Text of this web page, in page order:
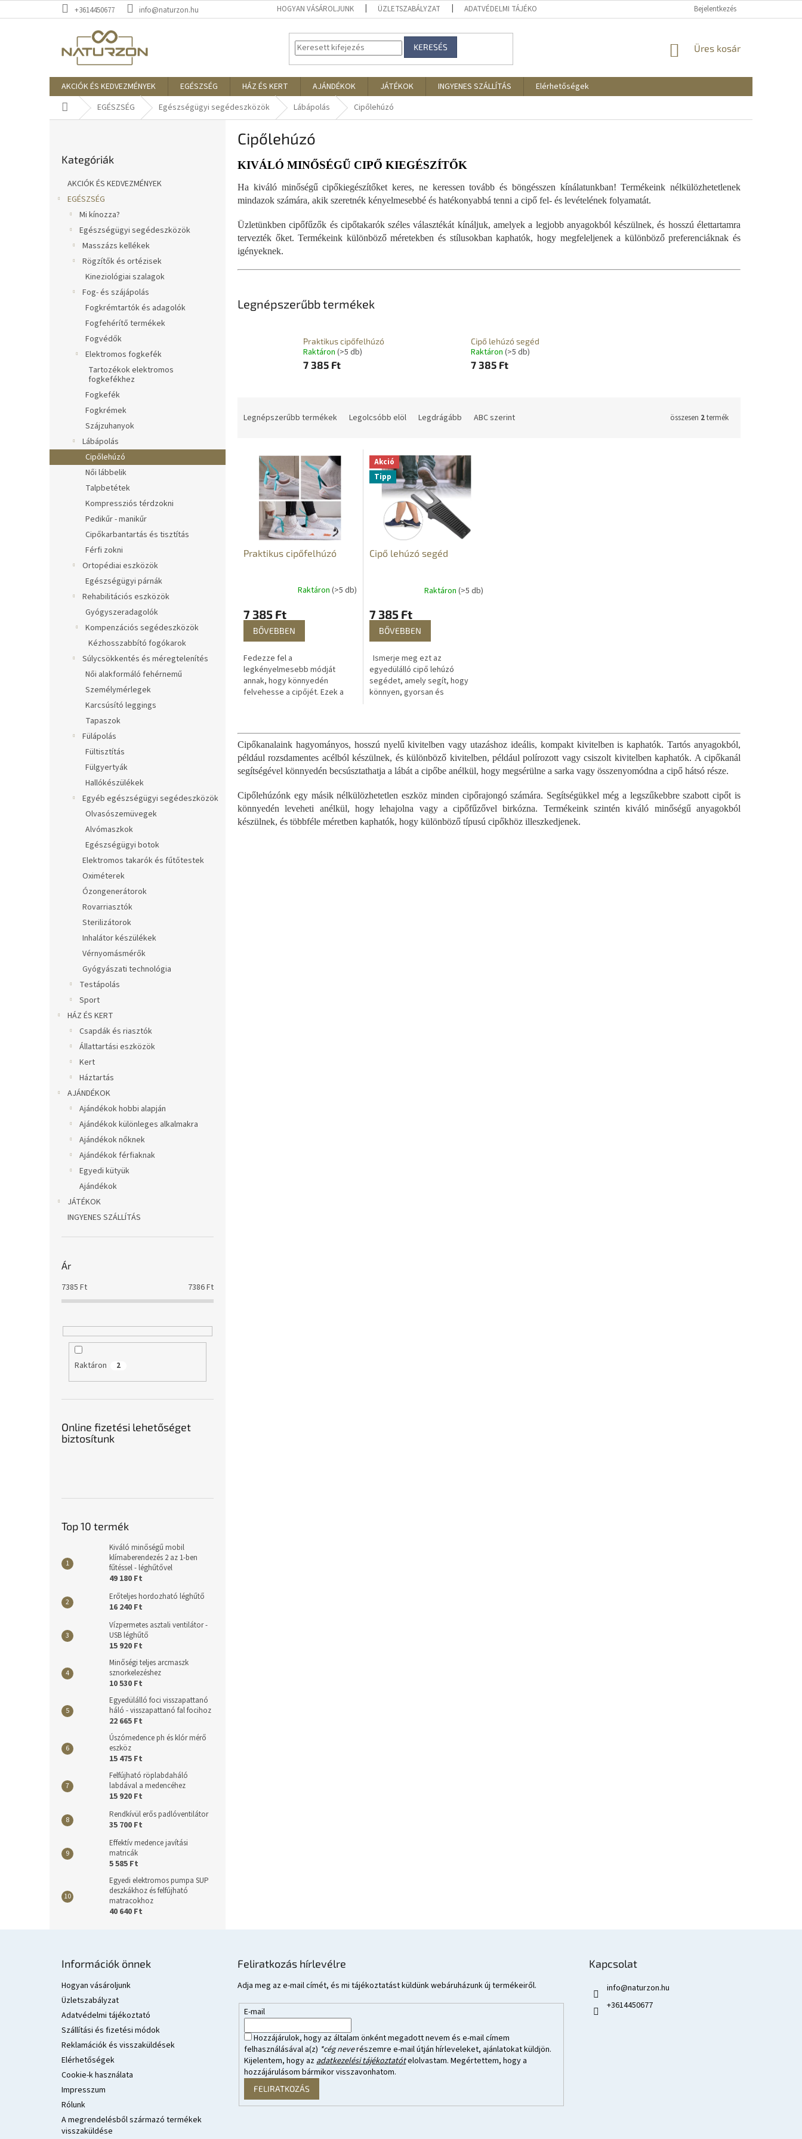
a
+3614450677 info@naturzon.hu HOGYAN VÁSÁROLJUNK ÜZLETSZABÁLYZAT ADATVÉDELMI TÁJÉKOZTATÓ REKLAMÁCIÓK ÉS
Bejelentkezés
KERESÉS KOSÁR
Üres kosár
AKCIÓK ÉS KEDVEZMÉNYEK EGÉSZSÉG HÁZ ÉS KERT AJÁNDÉKOK JÁTÉKOK INGYENES SZÁLLÍTÁS
Elérhetőségek
KezdőlapEGÉSZSÉG Egészségügyi segédeszközök Lábápolás Cipőlehúzó
átugrása
Kategóriák
AKCIÓK ÉS KEDVEZMÉNYEK
EGÉSZSÉG
Mi kínozza?
Egészségügyi segédeszközök
Masszázs kellékek
Rögzítők és ortézisek
Kineziológiai szalagok
Fog- és szájápolás
Fogkrémtartók és adagolók
Fogfehérítő termékek
Fogvédők
Elektromos fogkefék
Tartozékok elektromos
fogkefékhez
Fogkefék
Fogkrémek
Szájzuhanyok
Lábápolás
Cipőlehúzó
Női lábbelik
Talpbetétek
Kompressziós térdzokni
Pedikűr - manikűr
Cipőkarbantartás és tisztítás
Férfi zokni
Ortopédiai eszközök
Egészségügyi párnák
Rehabilitációs eszközök
Gyógyszeradagolók
Kompenzációs segédeszközök
Kézhosszabbító fogókarok
Súlycsökkentés és méregtelenítés
Női alakformáló fehérnemű
Személymérlegek
Karcsúsító leggings
Tapaszok
Fülápolás
Fültisztítás
Fülgyertyák
Hallókészülékek
Egyéb egészségügyi segédeszközök
Olvasószemüvegek
Alvómaszkok
Egészségügyi botok
Elektromos takarók és fűtőtestek
Oximéterek
Ózongenerátorok
Rovarriasztók
Sterilizátorok
Inhalátor készülékek
Vérnyomásmérők
Gyógyászati technológia
Testápolás
Sport
HÁZ ÉS KERT
Csapdák és riasztók
Állattartási eszközök
Kert
Háztartás
AJÁNDÉKOK
Ajándékok hobbi alapján
Ajándékok különleges alkalmakra
Ajándékok nőknek
Ajándékok férfiaknak
Egyedi kütyük
Ajándékok
JÁTÉKOK
INGYENES SZÁLLÍTÁS
Ár
7385 Ft 7386Ft
Raktáron 2
Online fizetési lehetőséget
biztosítunk
Top 10 termék
Kiváló minőségű mobil
klímaberendezés 2 az 1-ben
fűtéssel - léghűtővel
49 180 Ft
Erőteljes hordozható léghűtő
16 240 Ft
Vízpermetes asztali ventilátor -
USB léghűtő
15 920 Ft
Minőségi teljes arcmaszk
sznorkelezéshez
10 530 Ft
Egyedülálló foci visszapattanó
háló - visszapattanó fal focihoz
22 665 Ft
Úszómedence ph és klór mérő
eszköz
15 475 Ft
Felfújható röplabdaháló
labdával a medencéhez
15 920 Ft
Rendkívül erős padlóventilátor
35 700 Ft
Effektív medence javítási
matricák
5 585 Ft
Egyedi elektromos pumpa SUP
deszkákhoz és felfújható
matracokhoz
40 640 Ft
Cipőlehúzó
KIVÁLÓ MINŐSÉGŰ CIPŐ KIEGÉSZÍTŐK
Ha kiváló minőségű cipőkiegészítőket keres, ne keressen tovább és böngésszen kínálatunkban! Termékeink nélkülözhetetlenek
mindazok számára, akik szeretnék kényelmesebbé és hatékonyabbá tenni a cipő fel- és levételének folyamatát.
Üzletünkben cipőfűzők és cipőtakarók széles választékát kínáljuk, amelyek a legjobb anyagokból készülnek, és hosszú élettartamra
tervezték őket. Termékeink különböző méretekben és stílusokban kaphatók, hogy megfeleljenek a különböző preferenciáknak és
igényeknek.
Legnépszerűbb termékek
Praktikus cipőfelhúzó
Raktáron (>5 db)
7 385 Ft
Cipő lehúzó segéd
Raktáron (>5 db)
7 385 Ft
Legnépszerűbb termékek Legolcsóbb elöl Legdrágább ABC szerint összesen 2termék
Praktikus cipőfelhúzó
Raktáron (>5 db)
7 385 Ft
BŐVEBBEN
Fedezze fel a
legkényelmesebb módját
annak, hogy könnyedén
felvehesse a cipőjét. Ezek a
fáradalmaitól....
Akció
Tipp
Cipő lehúzó segéd
Raktáron (>5 db)
7 385 Ft
BŐVEBBEN
Ismerje meg ezt az
egyedülálló cipő lehúzó
segédet, amely segít, hogy
könnyen, gyorsan és
i
s
a
i
á
n
y
Cipőkanalaink hagyományos, hosszú nyelű kivitelben vagy utazáshoz ideális, kompakt kivitelben is kaphatók. Tartós anyagokból,
például rozsdamentes acélból készülnek, és különböző kivitelben, például polírozott vagy csiszolt kivitelben kaphatók. A cipőkanál
segítségével könnyedén becsúsztathatja a lábát a cipőbe anélkül, hogy megsérülne a sarka vagy összenyomódna a cipő hátsó része.
Cipőlehúzónk egy másik nélkülözhetetlen eszköz minden cipőrajongó számára. Segítségükkel még a legszűkebbre szabott cipőt is
könnyedén leveheti anélkül, hogy lehajolna vagy a cipőfűzővel birkózna. Termékeink szintén kiváló minőségű anyagokból
készülnek, és többféle méretben kaphatók, hogy különböző típusú cipőkhöz illeszkedjenek.
Információk önnek
Hogyan vásároljunk
Üzletszabályzat
Adatvédelmi tájékoztató
Szállítási és fizetési módok
Reklamációk és visszaküldések
Elérhetőségek
Cookie-k használata
Impresszum
Rólunk
A megrendelésből származó termékek
visszaküldése
Feliratkozás hírlevélre
Adja meg az e-mail címét, és mi tájékoztatást küldünk webáruházunk új termékeiről.
E-mail
Hozzájárulok, hogy az általam önként megadott nevem és e-mail címem
felhasználásával a(z) *cég neverészemre e-mail útján hírleveleket, ajánlatokat küldjön.
Kijelentem, hogy az adatkezelési tájékoztatótelolvastam. Megértettem, hogy a
hozzájárulásom bármikor visszavonhatom.
FELIRATKOZÁS
Kapcsolat
info@naturzon.hu
+3614450677